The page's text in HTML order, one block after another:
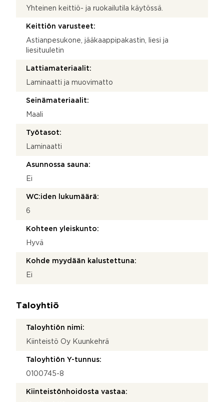
Yhteinen keittiö- ja ruokailutila käytössä.
Keittiön varusteet:
Astianpesukone, jääkaappipakastin, liesi ja
liesituuletin
Lattiamateriaalit:
Laminaatti ja muovimatto
Seinämateriaalit:
Maali
Työtasot:
Laminaatti
Asunnossa sauna:
Ei
WC:iden lukumäärä:
6
Kohteen yleiskunto:
Hyvä
Kohde myydään kalustettuna:
Ei
Taloyhtiö
Taloyhtiön nimi:
Kiinteistö Oy Kuunkehrä
Taloyhtiön Y-tunnus:
0100745-8
Kiinteistönhoidosta vastaa: